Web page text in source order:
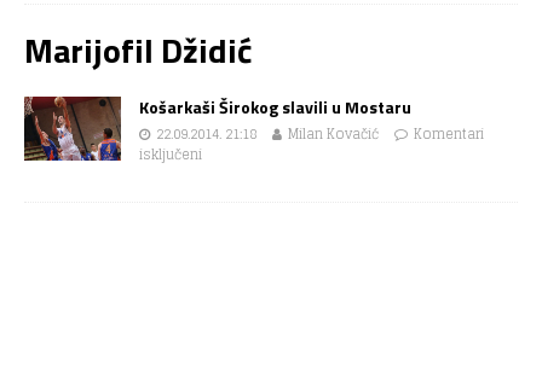
Marijofil Džidić
Košarkaši Širokog slavili u Mostaru
22.09.2014. 21:18 Milan Kovačić
Komentari
isključeni